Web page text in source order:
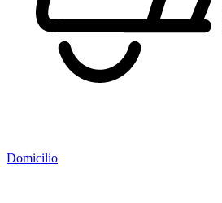
Domicilio